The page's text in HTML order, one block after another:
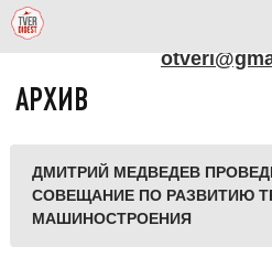
АРХИВ
ДМИТРИЙ МЕДВЕДЕВ
СОВЕЩАНИЕ ПО РАЗВИТИЮ
МАШИНОСТРОЕНИЯ